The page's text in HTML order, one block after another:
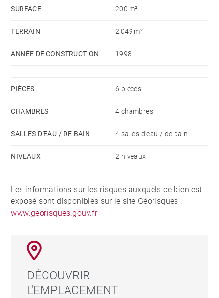
SURFACE 200 m²
TERRAIN 2 049 m²
ANNÉE DE CONSTRUCTION 1998
PIÈCES 6 pièces
CHAMBRES 4 chambres
SALLES D'EAU / DE BAIN 4 salles d'eau / de bain
NIVEAUX 2 niveaux
Les informations sur les risques auxquels ce bien est
exposé sont disponibles sur le site Géorisques :
www.georisques.gouv.fr
DÉCOUVRIR
L'EMPLACEMENT